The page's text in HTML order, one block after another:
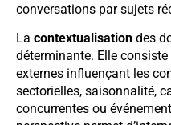
conversations par sujets
La contextualisation des
déterminante. Elle
externes influençant les
sectorielles, saisonnalité,
concurrentes ou